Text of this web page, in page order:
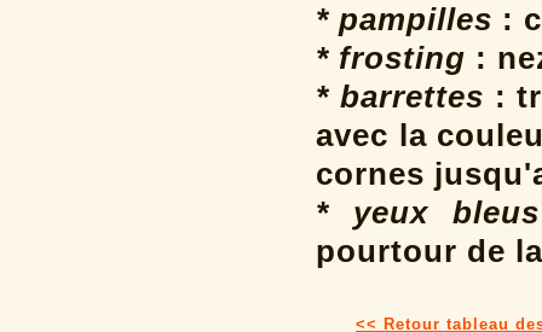
* pampilles :
* frosting :
* barrettes :
avec la
cornes
* yeux bleus
pourtour de
<< Retour tableau